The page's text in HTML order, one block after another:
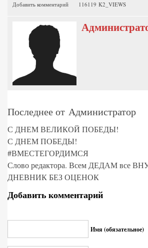
Добавить комментарий 116119 K2_VIEWS
Последнее от Администратор
С ДНЕМ ВЕЛИКОЙ ПОБЕДЫ!
С ДНЕМ ПОБЕДЫ!
#ВМЕСТЕГОРДИМСЯ
Слово редактора. Всем ДЕДАМ все
ДНЕВНИК БЕЗ ОЦЕНОК
Добавить комментарий
Имя (обязательное)